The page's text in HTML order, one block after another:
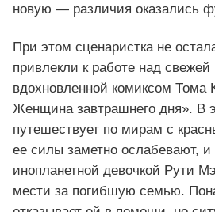
новую — различия оказались
При этом сценаристка не
привлекли к работе над свежей
вдохновленной комиксом Тома
Женщина завтрашнего дня». В
путешествует по мирам с
ее силы заметно ослабевают, и
инопланетной девочкой Рути
мести за погибшую семью.